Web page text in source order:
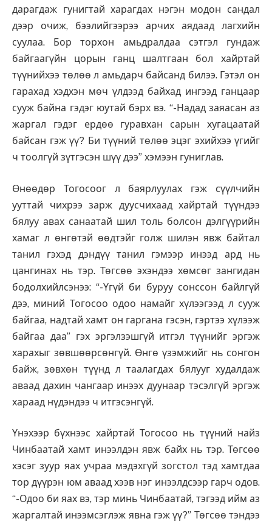
дарагдаж гунигтай харагдах нэгэн модон сандал
дээр очиж, бээлийгээрээ арчих аядаад лагхийн
суулаа. Бор торхон амьдралдаа сэтгэл гундаж
байгаагүйн цорын ганц шалтгаан бол хайртай
түүнийхээ төлөө л амьдарч байсанд билээ. Гэтэл он
гарахад хэдхэн мөч үлдээд байхад ингээд ганцаар
сууж байна гэдэг юутай бэрх вэ. “-Надад заяасан аз
жаргал гэдэг ердөө гуравхан сарын хугацаатай
байсан гэж үү? Би түүний төлөө эцэг эхийхээ үгийг
ч тоолгүй зүтгэсэн шүү дээ” хэмээн гуниглав.
Өнөөдөр Тогосоог л баярлуулах гэж сүүлчийн
ууттай чихрээ зарж дуусчихаад хайртай түүндээ
бялуу авах санаатай шил толь болсон дэлгүүрийн
хамаг л өнгөтэй өөдтэйг голж шилэн явж байтал
танил гэхэд дэндүү танил гэмээр инээд ард нь
цангинах нь тэр. Төгсөө эхэндээ хөмсөг зангидан
бодолхийлсэнээ: “-Үгүй би буруу сонссон байлгүй
дээ, миний Тогосоо одоо намайг хүлээгээд л сууж
байгаа, надтай хамт он гаргана гэсэн, гэртээ хүлээж
байгаа даа” гэх эргэлзэшгүй итгэл түүнийг эргэж
харахыг зөвшөөрсөнгүй. Өнгө үзэмжийг нь сонгон
байж, зөвхөн түүнд л таалагдах бялууг худалдаж
аваад дахин чангаар инээх дуунаар тэсэлгүй эргэж
хараад нүдэндээ ч итгэсэнгүй.
Үнэхээр бүхнээс хайртай Тогосоо нь түүний найз
Чинбаатай хамт инээлдэн явж байх нь тэр. Төгсөө
хэсэг зуур яах учраа мэдэхгүй зогстол тэд хамтдаа
тор дүүрэн юм аваад хээв нэг инээлдсээр гарч одов.
“-Одоо би яах вэ, тэр минь Чинбаатай, тэгээд ийм аз
жаргалтай инээмсэглэж явна гэж үү?” Төгсөө тэндээ